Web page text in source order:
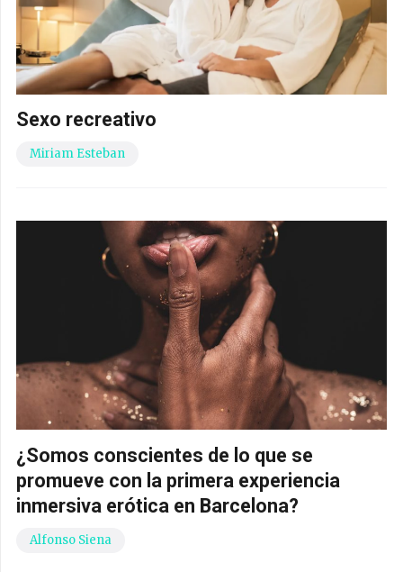
Sexo recreativo
Miriam Esteban
¿Somos conscientes de lo que se
promueve con la primera experiencia
inmersiva erótica en Barcelona?
Alfonso Siena